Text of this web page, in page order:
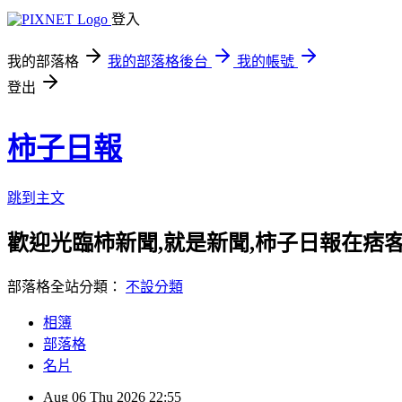
登入
我的部落格 我的部落格後台
我的帳號
登出
柿子日報
跳到主文
歡迎光臨柿新聞,就是新聞,柿子日報在痞
部落格全站分類： 不設分類
相簿
部落格
名片
Aug 06 Thu 2026 22:55